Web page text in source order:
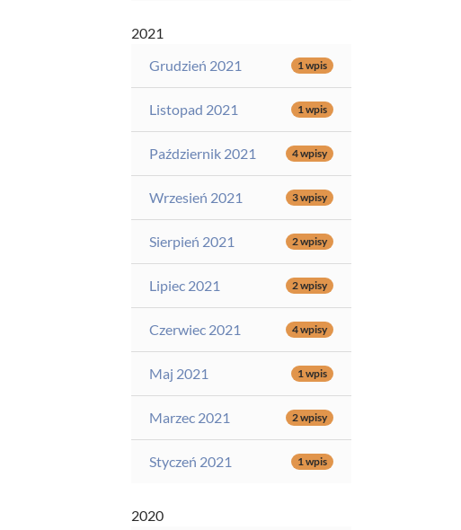
2021
Grudzień 2021
1 wpis
Listopad 2021 1 wpis
Październik 2021 4 wpisy
Wrzesień 2021 3 wpisy
Sierpień 2021 2 wpisy
Lipiec 2021 2 wpisy
Czerwiec 2021 4 wpisy
Maj 2021 1 wpis
Marzec 2021 2 wpisy
Styczeń 2021 1 wpis
2020